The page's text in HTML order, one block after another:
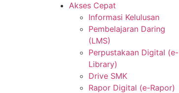
Akses Cepat
Informasi Kelulusan
Pembelajaran Daring
(LMS)
Perpustakaan Digital (e-
Library)
Drive SMK
Rapor Digital (e-Rapor)